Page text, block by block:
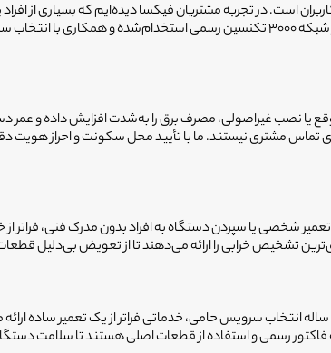
در تجربه مشتریان فیکسا دیده‌ایم که بسیاری از افراد
غیرمتخصص سپرده‌اند و نه تنها مشکل حل نشده، بلکه به دلیل تشخیص اشتباه، هزینه‌های دوچندانی متحمل شده‌اند. فیکسا با تکیه بر
نصب غیراصولی، مصرف برق را به‌شدت افزایش داده و عمر
تماس مشتری نیستند. ما با تأیید محل سکونت و احراز هویت
شخصی یا سپردن دستگاه به افراد بدون مدرک فنی،
تشخیص خرابی را ارائه می‌دهند تا از تعویض بی‌دلیل
کاربران شهر شوشتر فیکسا را به دلیل انضباط در زمان مراجعه و شفافیت در فرآیند کار انتخاب می‌کنند. ما در فیکسا با بهره‌گیری از تجربه ۲۰ ساله
فاکتور رسمی و استفاده از قطعات اصلی هستند تا سلامت